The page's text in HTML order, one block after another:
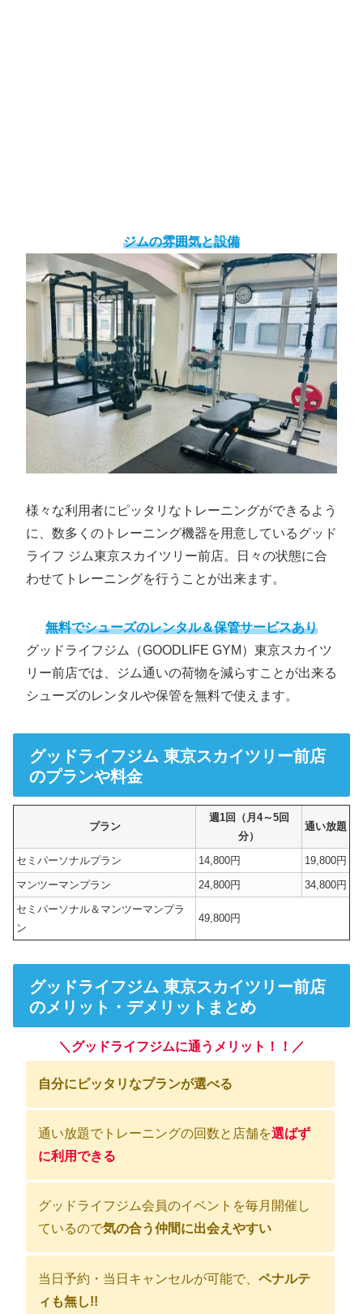
ジムの雰囲気と設備
様々な利用者にピッタリなトレーニングができるよう
に、数多くのトレーニング機器を用意しているグッド
ライフ ジム東京スカイツリー前店。日々の状態に合
わせてトレーニングを行うことが出来ます。
無料でシューズのレンタル＆保管サービスあり
グッドライフジム（GOODLIFE GYM）東京スカイツ
リー前店では、ジム通いの荷物を減らすことが出来る
シューズのレンタルや保管を無料で使えます。
グッドライフジム 東京スカイツリー前店
のプランや料金
プラン
週1回（月4～5回
分）
通い放題
セミパーソナルプラン 14,800円
19,800円
マンツーマンプラン
24,800円
34,800円
セミパーソナル＆マンツーマンプラ
ン
49,800円
グッドライフジム 東京スカイツリー前店
のメリット・デメリットまとめ
＼グッドライフジムに通うメリット！！／
自分にピッタリなプランが選べる
通い放題でトレーニングの回数と店舗を選ばず
に利用できる
グッドライフジム会員のイベントを毎月開催し
ているので気の合う仲間に出会えやすい
当日予約・当日キャンセルが可能で、 ペナルテ
ィも無し!!